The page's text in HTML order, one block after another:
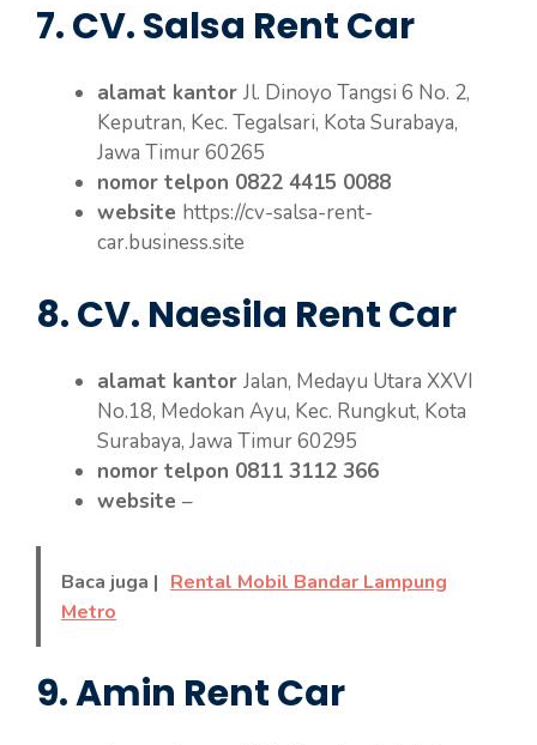
7. CV. Salsa Rent Car
alamat kantor Jl. Dinoyo Tangsi 6 No. 2,
Keputran, Kec. Tegalsari, Kota Surabaya,
Jawa Timur 60265
nomor telpon 0822 4415 0088
website https://cv-salsa-rent-
car.business.site
8. CV. Naesila Rent Car
alamat kantor Jalan, Medayu Utara XXVI
No.18, Medokan Ayu, Kec. Rungkut, Kota
Surabaya, Jawa Timur 60295
nomor telpon 0811 3112 366
website –
Baca juga | Rental Mobil Bandar Lampung
Metro
9. Amin Rent Car